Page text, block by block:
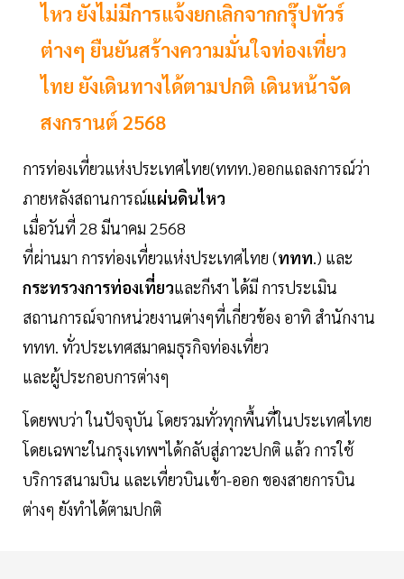
ไหว ยังไม่มีการแจ้งยกเลิกจากกรุ๊ปทัวร์
ต่างๆ ยืนยันสร้างความมั่นใจท่องเที่ยว
ไทย ยังเดินทางได้ตามปกติ เดินหน้าจัด
สงกรานต์ 2568
การท่องเที่ยวแห่งประเทศไทย(ททท.)ออกแถลงการณ์ว่า
ภายหลังสถานการณ์แผ่นดินไหว
เมื่อวันที่ 28 มีนาคม 2568
ที่ผ่านมา การท่องเที่ยวแห่งประเทศไทย (ททท.) และ
กระทรวงการท่องเที่ยวและกีฬา ได้มี การประเมิน
สถานการณ์จากหน่วยงานต่างๆที่เกี่ยวข้อง อาทิ สำนักงาน
ททท. ทั่วประเทศสมาคมธุรกิจท่องเที่ยว
และผู้ประกอบการต่างๆ
โดยพบว่า ในปัจจุบัน โดยรวมทั่วทุกพื้นที่ในประเทศไทย
โดยเฉพาะในกรุงเทพฯได้กลับสู่ภาวะปกติ แล้ว การใช้
บริการสนามบิน และเที่ยวบินเข้า-ออก ของสายการบิน
ต่างๆ ยังทำได้ตามปกติ